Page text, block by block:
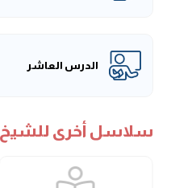
الدرس العاشر
الدرس الحادي عشر
سلاسل أخرى للشيخ